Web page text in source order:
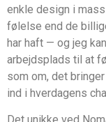
enkle design i
følelse end de
har haft — og jeg
arbejdsplads til at
som om, det
ind i hverdagens